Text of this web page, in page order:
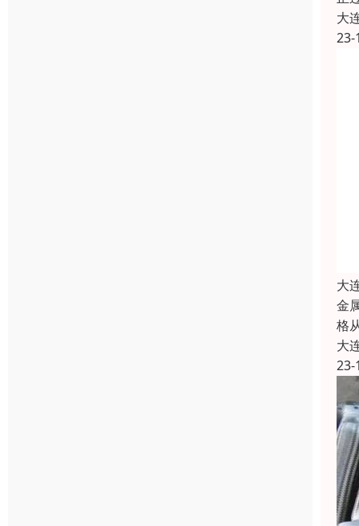
大
23-
大
金
格
大
23-